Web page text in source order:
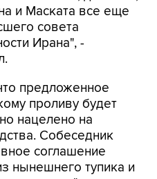
Ирана", -
предложенное
нацелено на
Собеседник
соглашение
нынешнего тупика и
-